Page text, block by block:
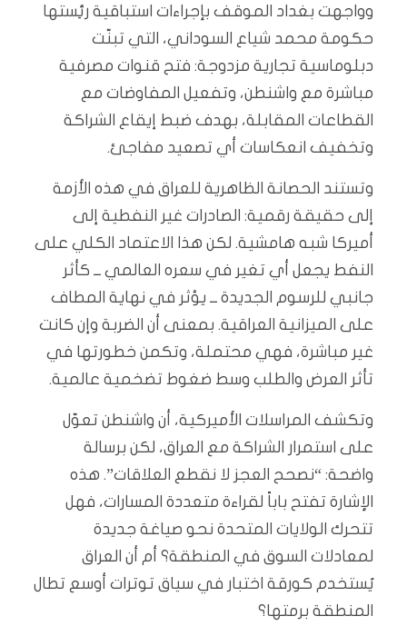
وواجهت بغداد الموقف بإجراءات استباقية رئِستها
حكومة محمد شياع السوداني، التي تبنّت
دبلوماسية تجارية مزدوجة: فتح قنوات مصرفية
مباشرة مع واشنطن، وتفعيل المفاوضات مع
القطاعات المقابلة، بهدف ضبط إيقاع الشراكة
وتخفيف انعكاسات أي تصعيد مفاجئ.
وتستند الحصانة الظاهرية للعراق في هذه الأزمة
إلى حقيقة رقمية: الصادرات غير النفطية إلى
أميركا شبه هامشية. لكن هذا الاعتماد الكلي على
النفط يجعل أي تغير في سعره العالمي ــ كأثر
جانبي للرسوم الجديدة ــ يؤثر في نهاية المطاف
على الميزانية العراقية. بمعنى أن الضربة وإن كانت
غير مباشرة، فهي محتملة، وتكمن خطورتها في
تأثر العرض والطلب وسط ضغوط تضخمية عالمية.
وتكشف المراسلات الأميركية، أن واشنطن تعوّل
على استمرار الشراكة مع العراق، لكن برسالة
واضحة: “نصحح العجز لا نقطع العلاقات”. هذه
الإشارة تفتح باباً لقراءة متعددة المسارات، فهل
تتحرك الولايات المتحدة نحو صياغة جديدة
لمعادلات السوق في المنطقة؟ أم أن العراق
يُستخدم كورقة اختبار في سياق توترات أوسع تطال
المنطقة برمتها؟